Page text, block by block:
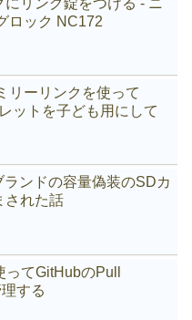
ロック NC172
リーリンクを使って
ットを子ども用にして
ランドの容量偽装のSDカ
された話
てGitHubのPull
する